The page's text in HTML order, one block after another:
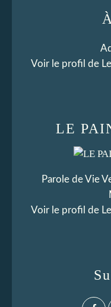
LE
Parole de Vie
Voir le profil de
Voir le profil de